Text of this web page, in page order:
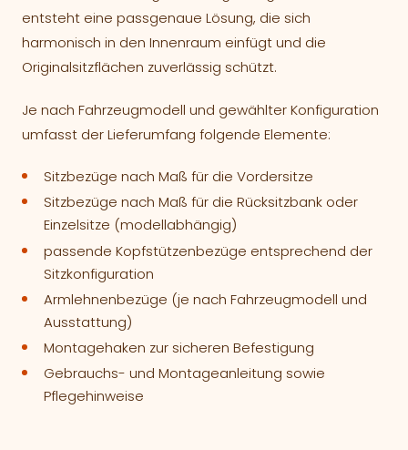
entsteht eine passgenaue Lösung, die sich
harmonisch in den Innenraum einfügt und die
Originalsitzflächen zuverlässig schützt.
Je nach Fahrzeugmodell und gewählter Konfiguration
umfasst der Lieferumfang folgende Elemente:
Sitzbezüge nach Maß für die Vordersitze
Sitzbezüge nach Maß für die Rücksitzbank oder
Einzelsitze (modellabhängig)
passende Kopfstützenbezüge entsprechend der
Sitzkonfiguration
Armlehnenbezüge (je nach Fahrzeugmodell und
Ausstattung)
Montagehaken zur sicheren Befestigung
Gebrauchs- und Montageanleitung sowie
Pflegehinweise